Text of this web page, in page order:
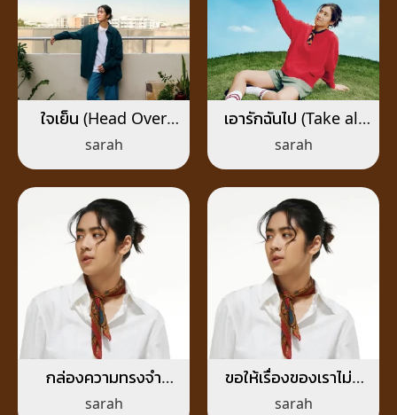
ใจเย็น (Head Over
Heels)
sarah
เอารักฉันไป (Take all
my love)
sarah
กล่องความทรงจำ
(Memories Box)
sarah
ขอให้เรื่องของเราไม่มี
ตอนจบ (I Wish)
sarah